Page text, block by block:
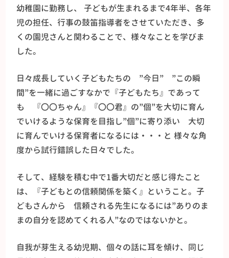
幼稚園に勤務し、 子どもが生まれるまで4年半、各年
児の担任、行事の鼓笛指導者をさせていただき、多
くの園児さんと関わることで、様々なことを学びま
した。
日々成長していく子どもたちの ”今日” ”この瞬
間”を一緒に過ごすなかで『子どもたち』であって
も 『〇〇ちゃん』『〇〇君』の”個”を大切に育ん
でいけるような保育を目指し”個”に寄り添い 大切
に育んでいける保育者になるには・・・と 様々な角
度から試行錯誤した日々でした。
そして、経験を積む中で1番大切だと感じ得たこと
は、『子どもとの信頼関係を築く』ということ。子
どもさんから 信頼される先生になるには”ありのま
まの自分を認めてくれる人”なのではないかと。
自我が芽生える幼児期、個々の話に耳を傾け、同じ